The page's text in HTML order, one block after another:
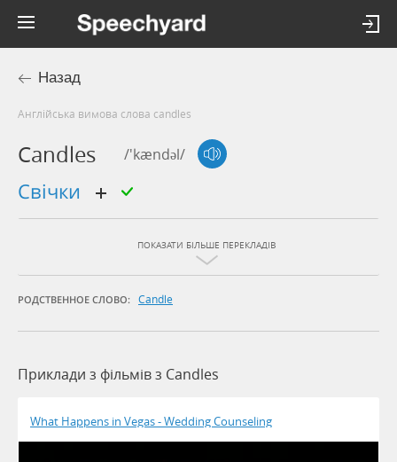
Назад
Англійська вимова слова candles
Candles /'kændəl/
свічки
ПОКАЗАТИ БІЛЬШЕ ПЕРЕКЛАДІВ
РОДСТВЕННОЕ СЛОВО: Candle
Приклади з фільмів з Candles
What Happens in Vegas - Wedding Counseling